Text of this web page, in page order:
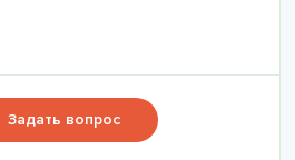
Задать вопрос